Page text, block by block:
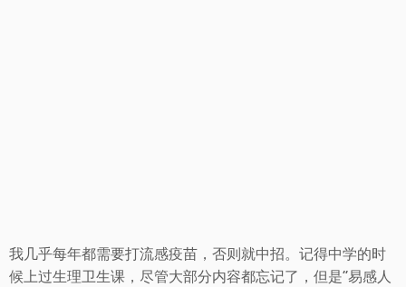
我几乎每年都需要打流感疫苗，否则就中招。记得中学的时
候上过生理卫生课，尽管大部分内容都忘记了，但是“易感人